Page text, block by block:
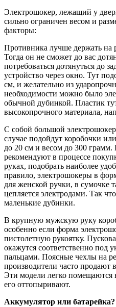
Электрошокер, лежащий у
сильно ограничен весом и
факторы:
Противника лучше держать
Тогда он не сможет до вас
потребоваться дотянуться до
устройство через окно. Тут
см, и желательно из
необходимости можно было
обычной дубинкой. Пластик
высокопрочного материала,
С собой большой
случае подойдут коробочки
до 20 см и весом до 300
рекомендуют в процессе
руках, подобрать наиболее
правило, электрошокеры в
для женской ручки, в сумочке
цепляется электродами. Так
маленькие дубинки.
В крупную мужскую руку
особенно если форма
пистолетную рукоятку.
окажутся соответственно под
пальцами. Поясные чехлы на
производители часто продают
Эти модели легко помещаются
его оттопыривают.
Аккумулятор или батарейка?